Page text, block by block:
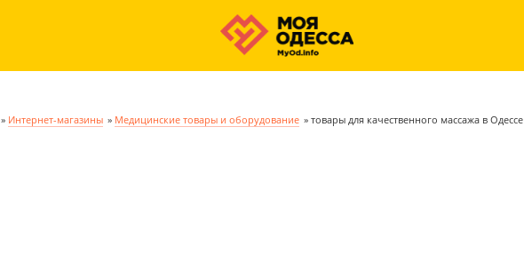
» Интернет-магазины » Медицинские товары и оборудование » товары для качественного массажа в Одессе